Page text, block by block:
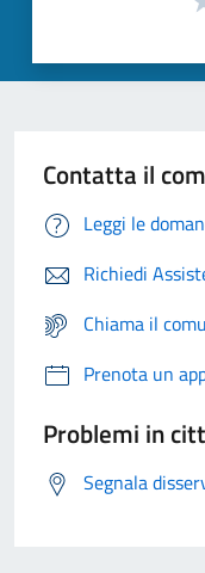
Contatta il
Leggi le
Richiedi
Chiama il
Prenota un
Problemi in
Segnala